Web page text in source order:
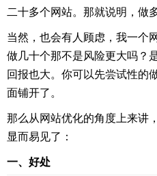
二十多个网站。那就说明，做
当然，也会有人顾虑，我一个
做几十个那不是风险更大吗？
回报也大。你可以先尝试性的
面铺开了。
那么从网站优化的角度上来讲
显而易见了：
一、好处